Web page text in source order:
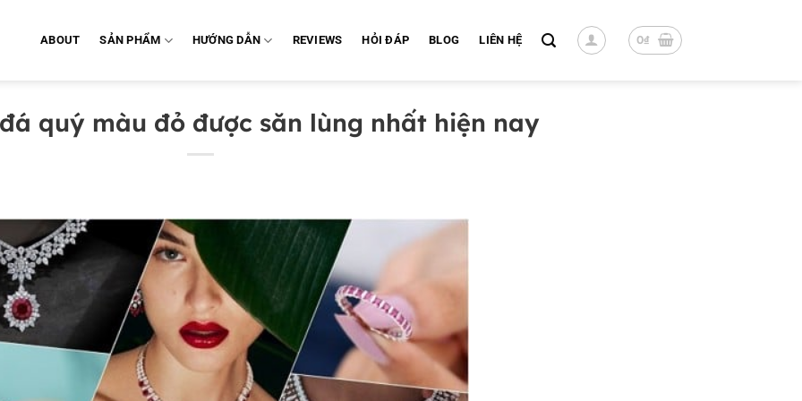
ABOUT SẢN PHẨM HƯỚNG DẪN REVIEWS HỎI ĐÁP BLOG LIÊN HỆ 0₫
quý màu đỏ được săn lùng nhất hiện nay